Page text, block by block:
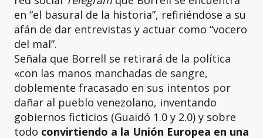
en “el basural de la historia”, refiriéndose a su
afán de dar entrevistas y actuar como “vocero
del mal”.
Señala que Borrell se retirará de la política
«con las manos manchadas de sangre,
doblemente fracasado en sus intentos por
dañar al pueblo venezolano, inventando
gobiernos ficticios (Guaidó 1.0 y 2.0) y sobre
todo convirtiendo a la Unión Europea en una